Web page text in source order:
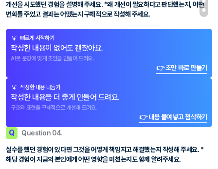
개선을 시도했던 경험을 설명해 주세요. *왜 개선이 필요하다고 판단했는지, 어떤
변화를 주었고 결과는 어땠는지 구체적으로 작성해 주세요.
빠르게 시작하기
작성한 내용이 없어도 괜찮아요.
AI로 문항에 맞게 초안을 만들어 드려요.
👉 초안 바로 만들기
작성한 내용 다듬기
작성한 내용을 더 좋게 만들어 드려요.
구조와 표현을 구체적으로 개선해 드려요.
👉 내용 붙여넣고 첨삭하기
Q Question 04.
실수를 했던 경험이 있다면 그것을 어떻게 책임지고 해결했는지 작성해 주세요. *
해당 경험이 지금의 본인에게 어떤 영향을 미쳤는지도 함께 알려주세요.